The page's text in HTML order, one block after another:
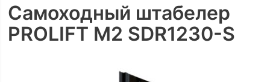
Самоходный штабелер
PROLIFT M2 SDR1230-S